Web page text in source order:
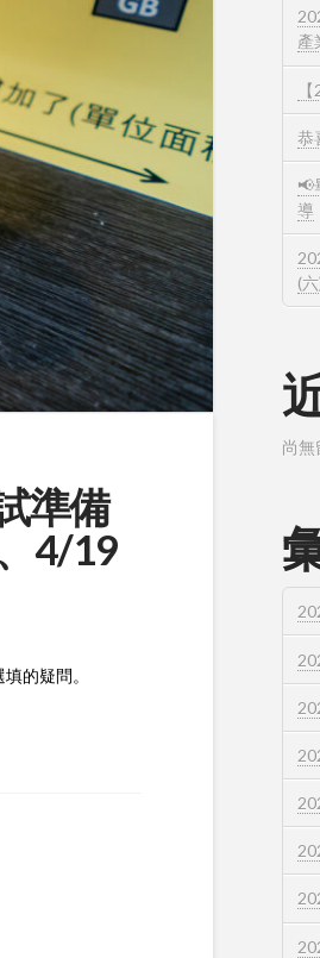
準備
4/19
的疑問。
產
恭
📢
導
(
尚無